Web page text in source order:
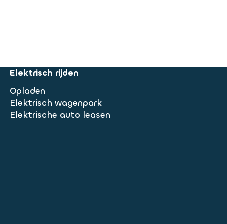
Elektrisch rijden
Opladen
Elektrisch wagenpark
Elektrische auto leasen